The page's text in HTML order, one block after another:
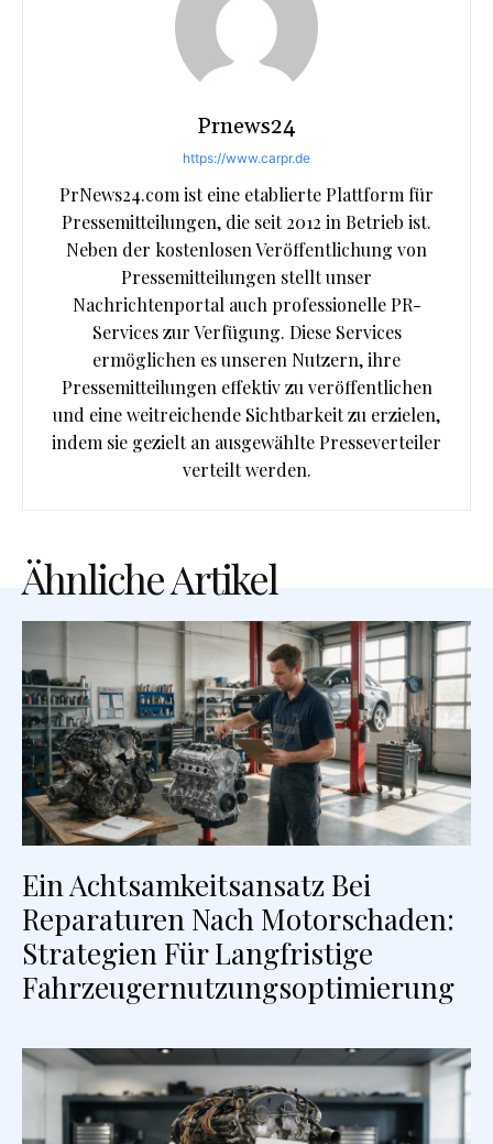
Prnews24
https://www.carpr.de
PrNews24.com ist eine etablierte Plattform für
Pressemitteilungen, die seit 2012 in Betrieb ist.
Neben der kostenlosen Veröffentlichung von
Pressemitteilungen stellt unser
Nachrichtenportal auch professionelle PR-
Services zur Verfügung. Diese Services
ermöglichen es unseren Nutzern, ihre
Pressemitteilungen effektiv zu veröffentlichen
und eine weitreichende Sichtbarkeit zu erzielen,
indem sie gezielt an ausgewählte Presseverteiler
verteilt werden.
Ähnliche Artikel
Ein Achtsamkeitsansatz Bei
Reparaturen Nach Motorschaden:
Strategien Für Langfristige
Fahrzeugernutzungsoptimierung